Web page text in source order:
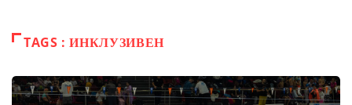
TAGS : ИНКЛУЗИВЕН